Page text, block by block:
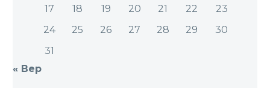
17
18 19 20 21 22
23
24
25 26 27 28 29
30
31
« Вер